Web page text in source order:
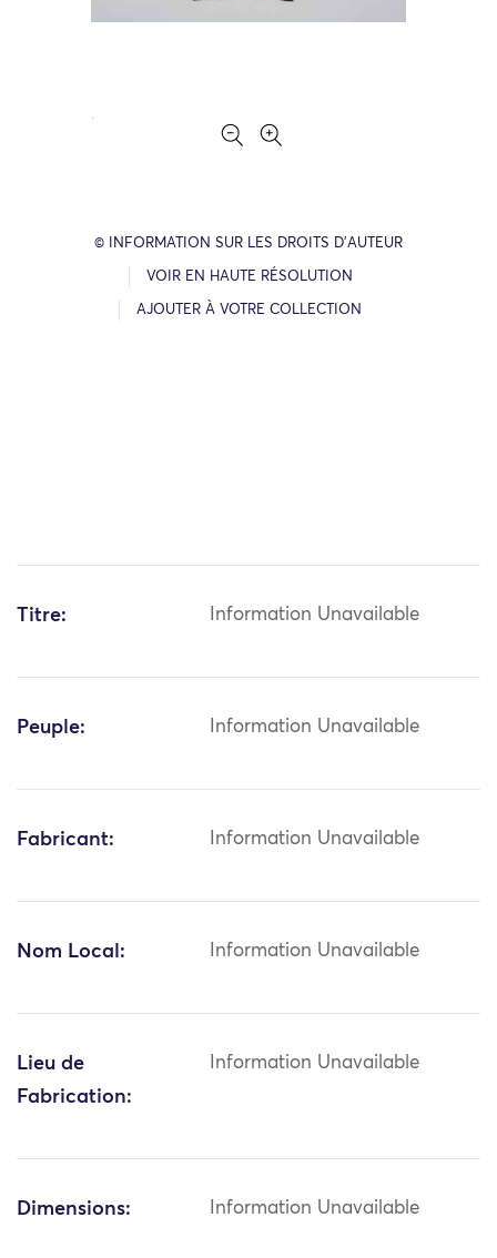
© INFORMATION SUR LES DROITS D’AUTEUR
VOIR EN HAUTE RÉSOLUTION
AJOUTER À VOTRE COLLECTION
Titre: Information Unavailable
Peuple: Information Unavailable
Fabricant: Information Unavailable
Nom Local: Information Unavailable
Lieu de
Fabrication:
Information Unavailable
Dimensions: Information Unavailable